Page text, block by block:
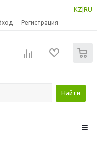
KZ RU
Регистрация
Найти